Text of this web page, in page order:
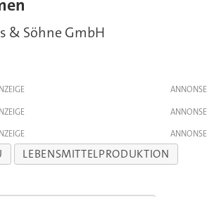
& Söhne GmbH
LEBENSMITTELPRODUKTION